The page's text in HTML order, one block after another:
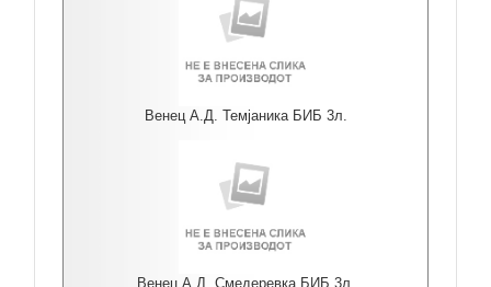
Венец А.Д. Темјаника БИБ 3л.
Венец А.Д. Смедеревка БИБ 3л.